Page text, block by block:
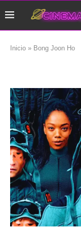
Inicio » Bong Joon Ho